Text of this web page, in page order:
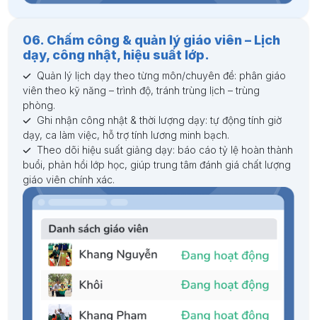
06. Chấm công & quản lý giáo viên – Lịch
dạy, công nhật, hiệu suất lớp.
Quản lý lịch dạy theo từng môn/chuyên đề: phân giáo
viên theo kỹ năng – trình độ, tránh trùng lịch – trùng
phòng.
Ghi nhận công nhật & thời lượng dạy: tự động tính giờ
dạy, ca làm việc, hỗ trợ tính lương minh bạch.
Theo dõi hiệu suất giảng dạy: báo cáo tỷ lệ hoàn thành
buổi, phản hồi lớp học, giúp trung tâm đánh giá chất lượng
giáo viên chính xác.